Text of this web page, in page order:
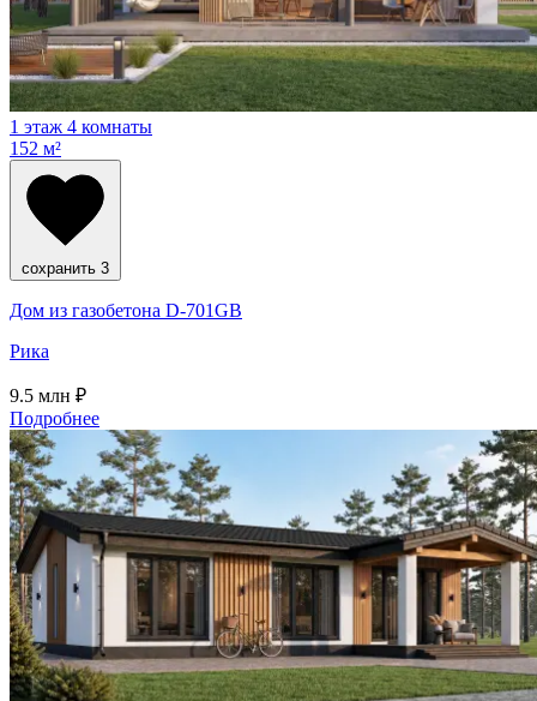
1 этаж 4 комнаты
152 м²
сохранить 3
Дом из газобетона D-701GB
Рика
9.5 млн ₽
Подробнее